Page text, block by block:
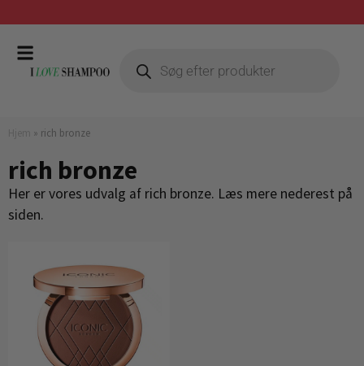
Gratis fragt ved køb over 399,-
» rich bronze
rich bronze
Her er vores udvalg af rich bronze. Læs mere nederest på
siden.